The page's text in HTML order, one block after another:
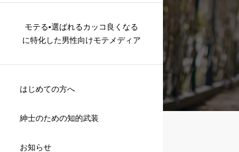
モテる•選ばれるカッコ良くなる
に特化した男性向けモテメディア
はじめての方へ
紳士のための知的武装
お知らせ